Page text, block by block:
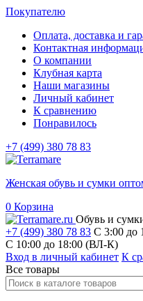
Покупателю
Оплата, доставка и
Контактная
О компании
Клубная карта
Наши магазины
Личный кабинет
К сравнению
Понравилось
+7 (499) 380 78 83
Женская обувь и сумки
0 Корзина
Обувь и
+7 (499) 380 78 83 С 3:00 до
C 10:00 до 18:00 (ВЛ-К)
Вход в личный кабинет К
Все товары